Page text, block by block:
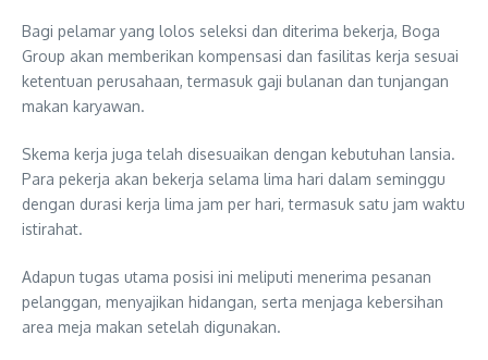
Bagi pelamar yang lolos seleksi dan diterima bekerja, Boga
Group akan memberikan kompensasi dan fasilitas kerja sesuai
ketentuan perusahaan, termasuk gaji bulanan dan tunjangan
makan karyawan.
Skema kerja juga telah disesuaikan dengan kebutuhan lansia.
Para pekerja akan bekerja selama lima hari dalam seminggu
dengan durasi kerja lima jam per hari, termasuk satu jam waktu
istirahat.
Adapun tugas utama posisi ini meliputi menerima pesanan
pelanggan, menyajikan hidangan, serta menjaga kebersihan
area meja makan setelah digunakan.